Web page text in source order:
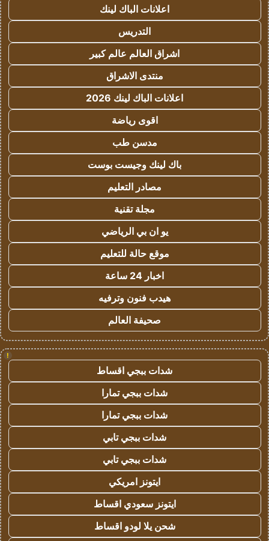
اعلانات الباك لينك
التدريس
اشراق العالم عالم كبير
منتدى الاشراق
اعلانات الباك لينك 2026
اقوى رياضة
مدسن طب
باك لينك وجيست بوست
مصادر التعليم
مجلة تقنية
يو ان بي الرياضي
موقع حالة للتعليم
اخبار 24 ساعة
هيدب فنون وترفيه
صحيفة العالم
!
شدات ببجي اقساط
شدات ببجي تمارا
شدات ببجي تمارا
شدات ببجي تابي
شدات ببجي تابي
ايتونز امريكي
ايتونز سعودي اقساط
شحن يلا لودو اقساط